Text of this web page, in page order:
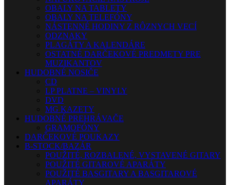
OBALY NA TABLETY
OBALY NA TELEFÓNY
NÁSTENNÉ HODINY Z RÔZNYCH VECÍ
ODZNAKY
PLAGÁTY A KALENDÁRE
OSTATNÉ DARČEKOVÉ PREDMETY PRE
MUZIKANTOV
HUDOBNÉ NOSIČE
CD
LP PLATNE – VINYLY
DVD
MG KAZETY
HUDOBNÉ PREHRÁVAČE
GRAMOFÓNY
DARČEKOVÉ POUKAZY
B-STOCK/BAZÁR
POUŽITÉ, ROZBALENÉ, VYSTAVENÉ GITARY
POUŽITÉ GITAROVÉ APARÁTY
POUŽITÉ BASGITARY A BASGITAROVÉ
APARÁTY